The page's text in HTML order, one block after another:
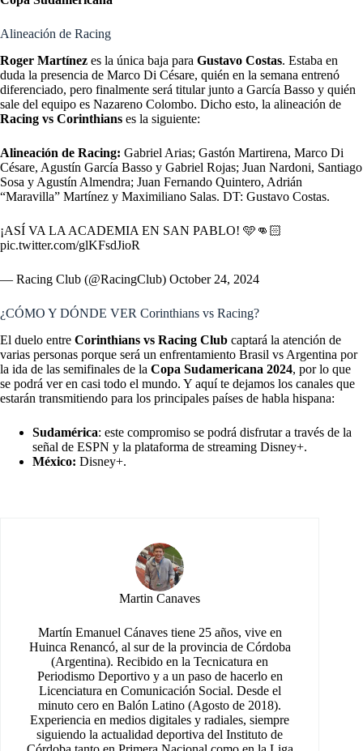
Alineación de Racing
Roger Martínez es la única baja para Gustavo Costas. Estaba en
duda la presencia de Marco Di Césare, quién en la semana entrenó
diferenciado, pero finalmente será titular junto a García Basso y quién
sale del equipo es Nazareno Colombo. Dicho esto, la alineación de
Racing vs Corinthians es la siguiente:
Alineación de Racing: Gabriel Arias; Gastón Martirena, Marco Di
Césare, Agustín García Basso y Gabriel Rojas; Juan Nardoni, Santiago
Sosa y Agustín Almendra; Juan Fernando Quintero, Adrián
“Maravilla” Martínez y Maximiliano Salas. DT: Gustavo Costas.
¡ASÍ VA LA ACADEMIA EN SAN PABLO! 🩵👊🏻
pic.twitter.com/glKFsdJioR
— Racing Club (@RacingClub) October 24, 2024
¿CÓMO Y DÓNDE VER Corinthians vs Racing?
El duelo entre Corinthians vs Racing Club captará la atención de
varias personas porque será un enfrentamiento Brasil vs Argentina por
la ida de las semifinales de la Copa Sudamericana 2024, por lo que
se podrá ver en casi todo el mundo. Y aquí te dejamos los canales que
estarán transmitiendo para los principales países de habla hispana:
Sudamérica: este compromiso se podrá disfrutar a través de la
señal de ESPN y la plataforma de streaming Disney+.
México: Disney+.
Martin Canaves
Martín Emanuel Cánaves tiene 25 años, vive en
Huinca Renancó, al sur de la provincia de Córdoba
(Argentina). Recibido en la Tecnicatura en
Periodismo Deportivo y a un paso de hacerlo en
Licenciatura en Comunicación Social. Desde el
minuto cero en Balón Latino (Agosto de 2018).
Experiencia en medios digitales y radiales, siempre
siguiendo la actualidad deportiva del Instituto de